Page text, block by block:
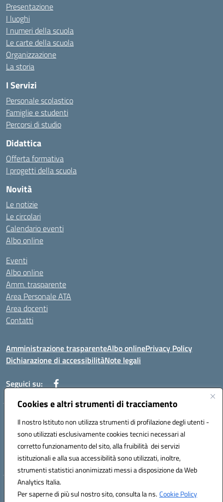
Cookies e altri strumenti di tracciamento
Il nostro Istituto non utilizza strumenti di profilazione degli utenti -
sono utilizzati esclusivamente cookies tecnici necessari al
corretto funzionamento del sito, alla fruibilità dei servizi
istituzionali e alla sua accessibilità sono utilizzati, inoltre,
strumenti statistici anonimizzati messi a disposizione da Web
Analytics Italia.
Per saperne di più sul nostro sito, consulta la ns.Cookie Policy
Presentazione
I luoghi
I numeri della scuola
Le carte della scuola
Organizzazione
La storia
I Servizi
Personale scolastico
Famiglie e studenti
Percorsi di studio
Didattica
Offerta formativa
I progetti della scuola
Novità
Le notizie
Le circolari
Calendario eventi
Albo online
Eventi
Albo online
Amm. trasparente
Area Personale ATA
Area docenti
Contatti
Amministrazione trasparenteAlbo onlinePrivacy Policy
Dichiarazione di accessibilitàNote legali
Seguici su:
Indirizzo: VIA BRECCIAME, 46 - 81024 MADDALONI (CE)
Mail: CEIC8AU001@istruzione.it - Pec: CEIC8AU001@pec.istruzione.it -
Telefono: 0823408721
Meccanografico: CEIC8AU001
Codice fiscale: 93086080616
Hosting & Powered by 3D Solution S.r.l.